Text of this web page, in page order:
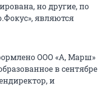
но другие, по
являются
ООО «А, Марш»
в сентябре
и